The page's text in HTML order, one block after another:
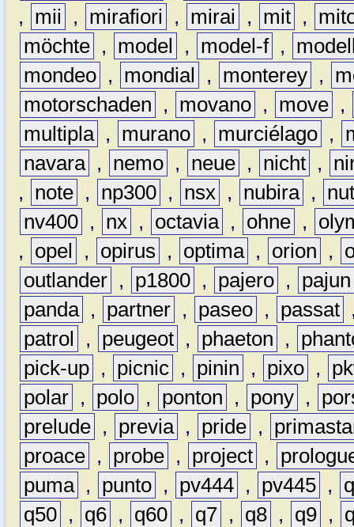
,
mii , mirafiori , mirai , mit ,
möchte , model , model-f ,
mondeo , mondial , monterey ,
motorschaden
, movano , move ,
multipla , murano , murciélago ,
navara , nemo , neue , nicht ,
,
note , np300 , nsx , nubira ,
nv400 , nx , octavia , ohne ,
,
opel , opirus , optima , orion ,
outlander , p1800 , pajero ,
pajun
panda , partner , paseo , passat
patrol
, peugeot , phaeton ,
pick-up , picnic , pinin , pixo ,
polar , polo , ponton , pony ,
prelude , previa , pride ,
proace , probe , project ,
puma , punto , pv444 , pv445 ,
q50 , q6 , q60 , q7 , q8 , q9 ,